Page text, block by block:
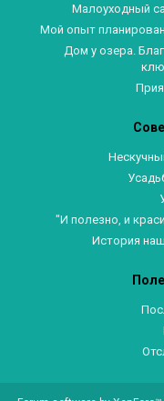
Малоуходный
Мой опыт
Дом у озера.
"И полезно, и
История